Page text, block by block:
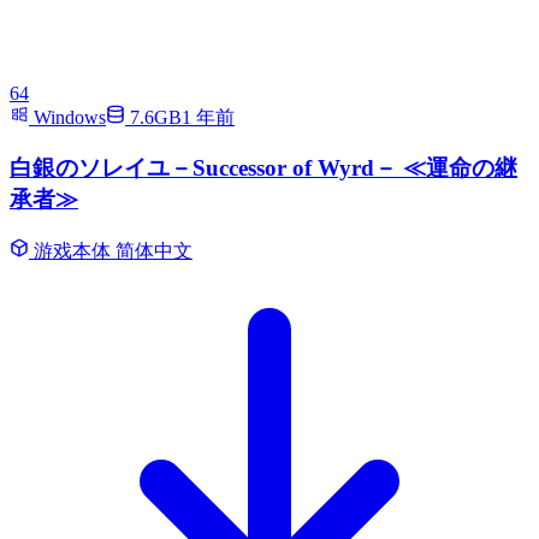
64
Windows
7.6GB1 年前
白銀のソレイユ－Successor of Wyrd－ ≪運命の継
承者≫
游戏本体 简体中文